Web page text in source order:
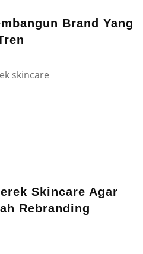
Brand Yang
Skincare Agar
Rebranding